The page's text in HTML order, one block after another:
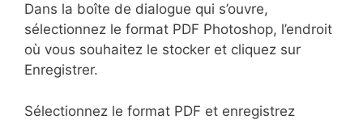
Dans la boîte de dialogue qui s’ouvre,
sélectionnez le format PDF Photoshop, l’endroit
où vous souhaitez le stocker et cliquez sur
Enregistrer.
Sélectionnez le format PDF et enregistrez